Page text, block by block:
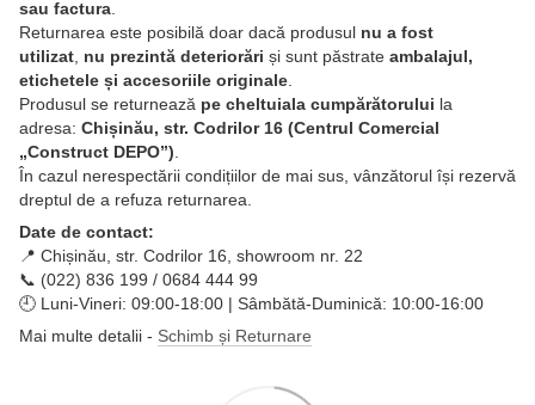
sau factura
Returnarea este posibilă doar dacă produsul nu a fost
utilizat nu prezintă deteriorări și sunt păstrate ambalajul,
etichetele și accesoriile originale
Produsul se returnează pe cheltuiala cumpărătorului la
adresa: Chișinău, str. Codrilor 16 (Centrul Comercial
„Construct DEPO”)
În cazul nerespectării condițiilor de mai sus, vânzătorul își rezervă
dreptul de a refuza returnarea.
Date de contact:
📍 Chișinău, str. Codrilor 16, showroom nr. 22
📞 (022) 836 199 / 0684 444 99
🕘 Luni-Vineri: 09:00-18:00 | Sâmbătă-Duminică: 10:00-16:00
Mai multe detalii - Schimb și Returnare